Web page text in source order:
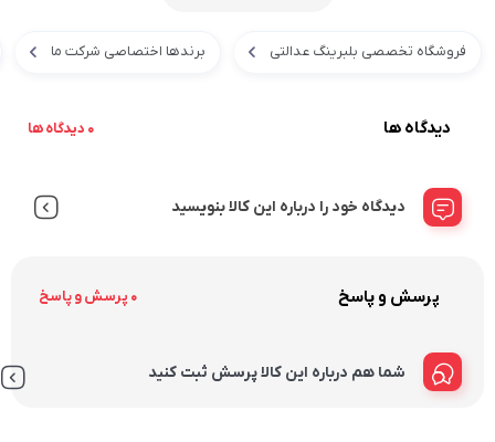
فروشگاه تخصصی بلبرینگ عدالتی برندها اختصاصی شرکت ما
دیدگاه ها 0 دیدگاه ها
دیدگاه خود را درباره این کالا بنویسید
پرسش و پاسخ 0 پرسش و پاسخ
شما هم درباره این کالا پرسش ثبت کنید